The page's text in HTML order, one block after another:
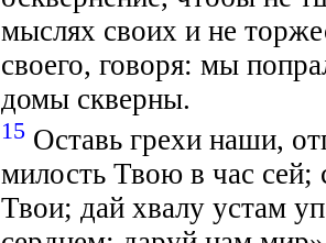
мыслях своих и не
своего, говоря: мы
домы скверны.
15Оставь грехи наши,
милость Твою в час сей;
Твои; дай хвалу устам